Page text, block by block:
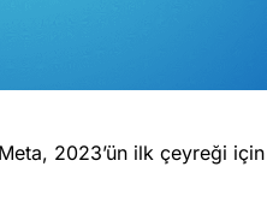
2023’ün ilk çeyreği için